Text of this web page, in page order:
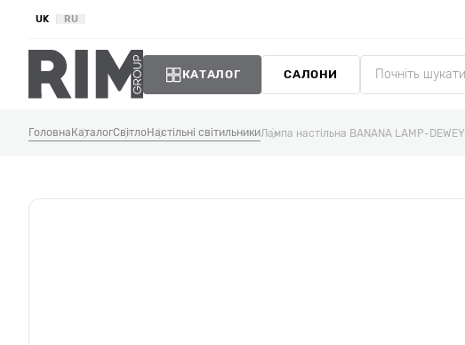
UK RU
КАТАЛОГ САЛОНИ
Головна КаталогСвітлоНастільні світильникиЛампа настільна BANANA LAMP-DEWEY